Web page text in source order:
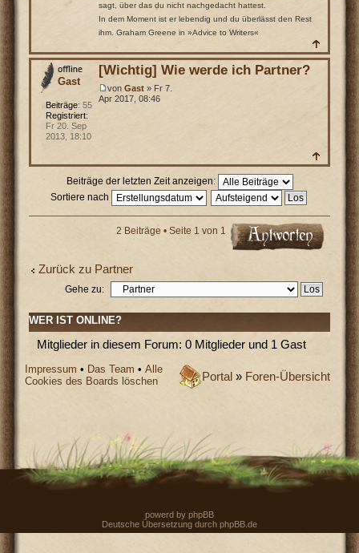
sagt, über das du nicht nachgedacht hattest.
In dem Moment ist er lebendig und du überlässt den Rest
ihm. Graham Greene in »Advice to Writers«
[Wichtig] Wie werde ich Partner?
von Gast» Fr 7.
Apr 2017, 08:46
Gast
Beiträge: 55
Registriert:
Fr 20. Sep
2013, 18:10
Beiträge der letzten Zeit anzeigen:
Sortiere nach
2 Beiträge • Seite 1 von 1
Zurück zu Partner
Gehe zu:
WER IST ONLINE?
Mitglieder in diesem Forum: 0 Mitglieder und 1 Gast
Portal » Foren-Übersicht
Impressum • Das Team •Alle
Cookies des Boards löschen
powerd by phpBB
Deutsche Übersetzung durch phpBB.de